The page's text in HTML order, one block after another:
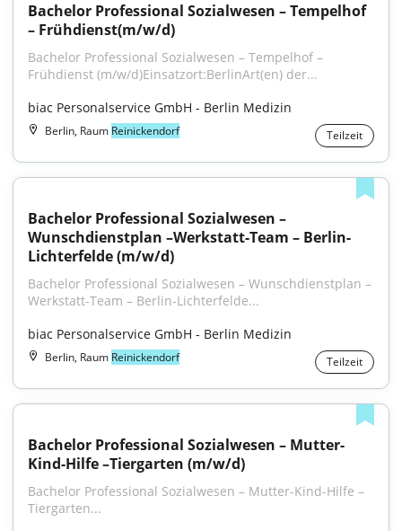
Bachelor Professional Sozialwesen – Tempelhof
– Frühdienst(m/w/d)
Bachelor Professional Sozialwesen – Tempelhof –
Frühdienst (m⁠/⁠w⁠/⁠d)Einsatzort:BerlinArt(en) der...
biac Personalservice GmbH - Berlin Medizin
Berlin, Raum Reinickendorf Teilzeit
Bachelor Professional Sozialwesen –
Wunschdienstplan –Werkstatt-Team – Berlin-
Lichterfelde (m/w/d)
Bachelor Professional Sozialwesen – Wunschdienstplan –
Werkstatt-Team – Berlin-Lichterfelde...
biac Personalservice GmbH - Berlin Medizin
Berlin, Raum Reinickendorf Teilzeit
Bachelor Professional Sozialwesen – Mutter-
Kind-Hilfe –Tiergarten (m/w/d)
Bachelor Professional Sozialwesen – Mutter-Kind-Hilfe –
Tiergarten...